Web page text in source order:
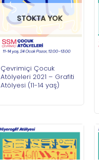
STOKTA YOK
Çevrimiçi Çocuk
Atölyeleri 2021 – Grafiti
Atölyesi (11-14 yaş)